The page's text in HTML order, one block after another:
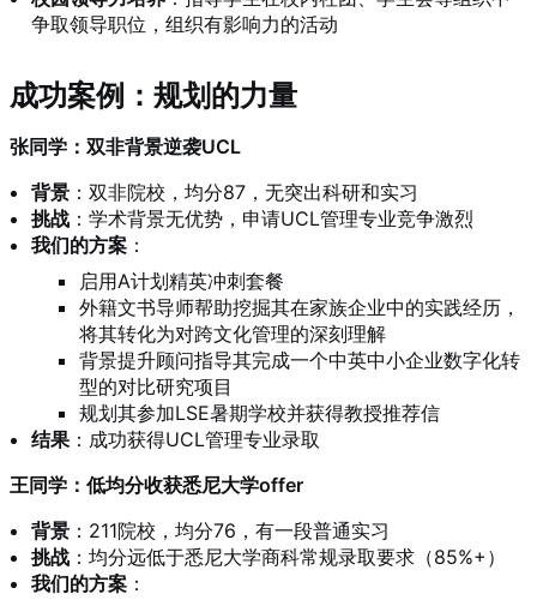
争取领导职位，组织有影响力的活动
成功案例：规划的力量
张同学：双非背景逆袭UCL
背景 ：双非院校，均分87，无突出科研和实习
挑战 ：学术背景无优势，申请UCL管理专业竞争激烈
我们的方案 ：
启用A计划精英冲刺套餐
外籍文书导师帮助挖掘其在家族企业中的实践经历，
将其转化为对跨文化管理的深刻理解
背景提升顾问指导其完成一个中英中小企业数字化转
型的对比研究项目
规划其参加LSE暑期学校并获得教授推荐信
结果 ：成功获得UCL管理专业录取
王同学：低均分收获悉尼大学offer
背景 ：211院校，均分76，有一段普通实习
挑战 ：均分远低于悉尼大学商科常规录取要求（85%+）
我们的方案 ：